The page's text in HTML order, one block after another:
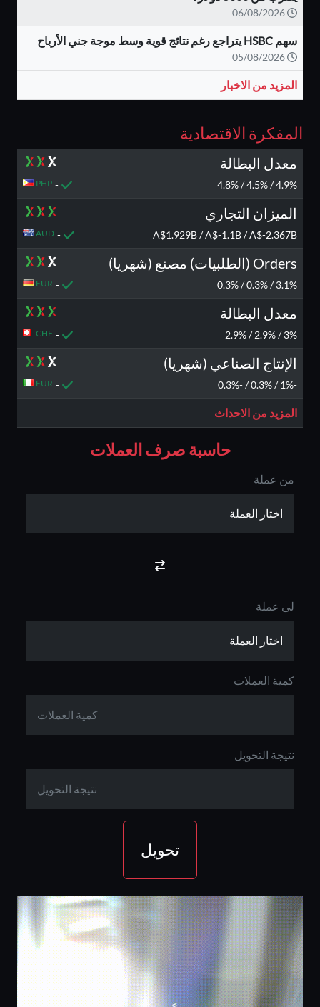
سهم HSBC يتراجع رغم نتائج قوية وسط موجة جني الأرباح
المزيد من الاخبار
المفكرة الاقتصادية
معدل البطالة
4.9% / 4.5% / 4.8%
-
PHP
الميزان التجاري
A$1.929B / A$-1.1B / A$-2.367B
-
AUD
Orders (الطلبيات) مصنع (شهريا)
3.1% / 0.3% / 0.3%
-
EUR
معدل البطالة
3% / 2.9% / 2.9%
-
CHF
الإنتاج الصناعي (شهريا)
-1% / 0.3% / -0.3%
-
EUR
المزيد من الاحداث
حاسبة صرف العملات
من عملة
لى عملة
كمية العملات
نتيجة التحويل
تحويل